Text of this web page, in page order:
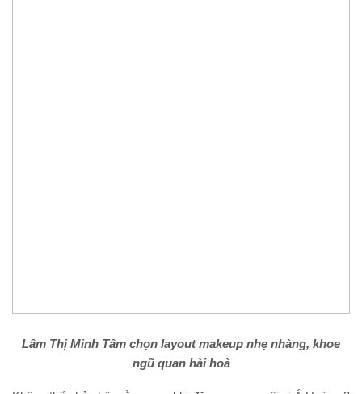
Lâm Thị Minh Tâm chọn layout makeup nhẹ nhàng, khoe
ngũ quan hài hoà